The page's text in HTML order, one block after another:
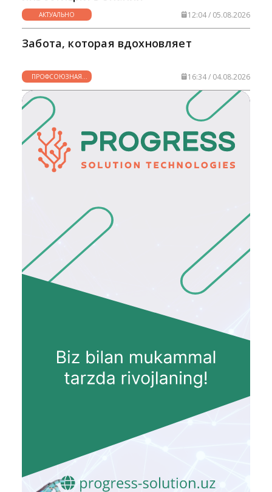
АКТУАЛЬНО 12:04 / 05.08.2026
Забота, которая вдохновляет
ПРОФСОЮЗНАЯ
ЖИЗНЬ
16:34 / 04.08.2026